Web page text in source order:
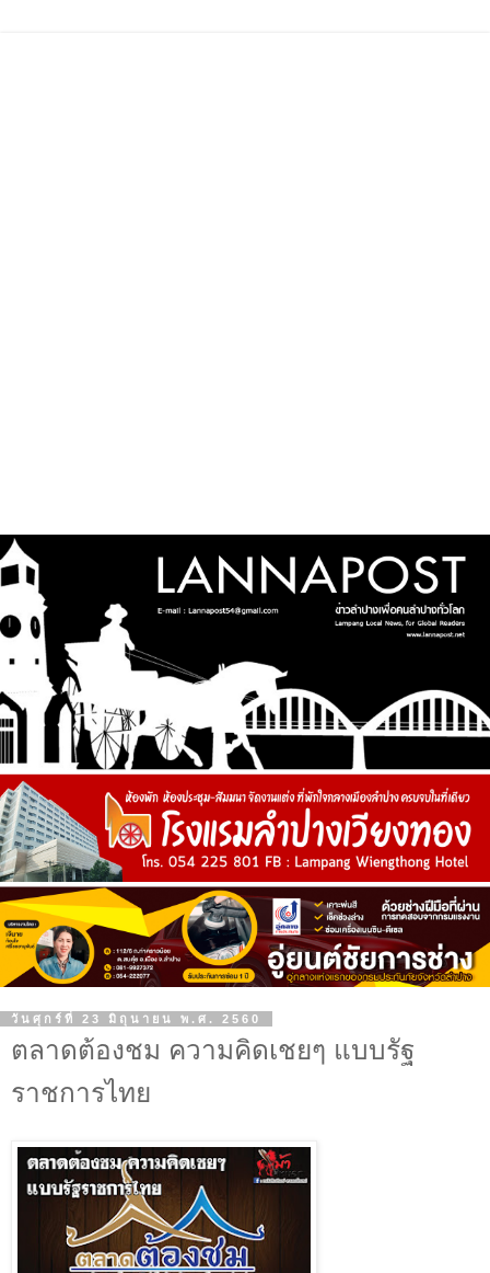
วันศุกร์ที่ 23 มิถุนายน พ.ศ. 2560
ตลาดต้องชม ความคิดเชยๆ แบบรัฐ
ราชการไทย